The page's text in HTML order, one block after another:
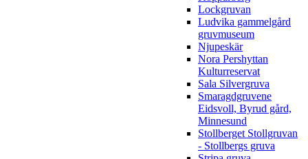
Lockgruvan
Ludvika gammelgård
gruvmuseum
Njupeskär
Nora Pershyttan
Kulturreservat
Sala Silvergruva
Smaragdgruvene
Eidsvoll, Byrud gård,
Minnesund
Stollberget Stollgruvan
- Stollbergs gruva